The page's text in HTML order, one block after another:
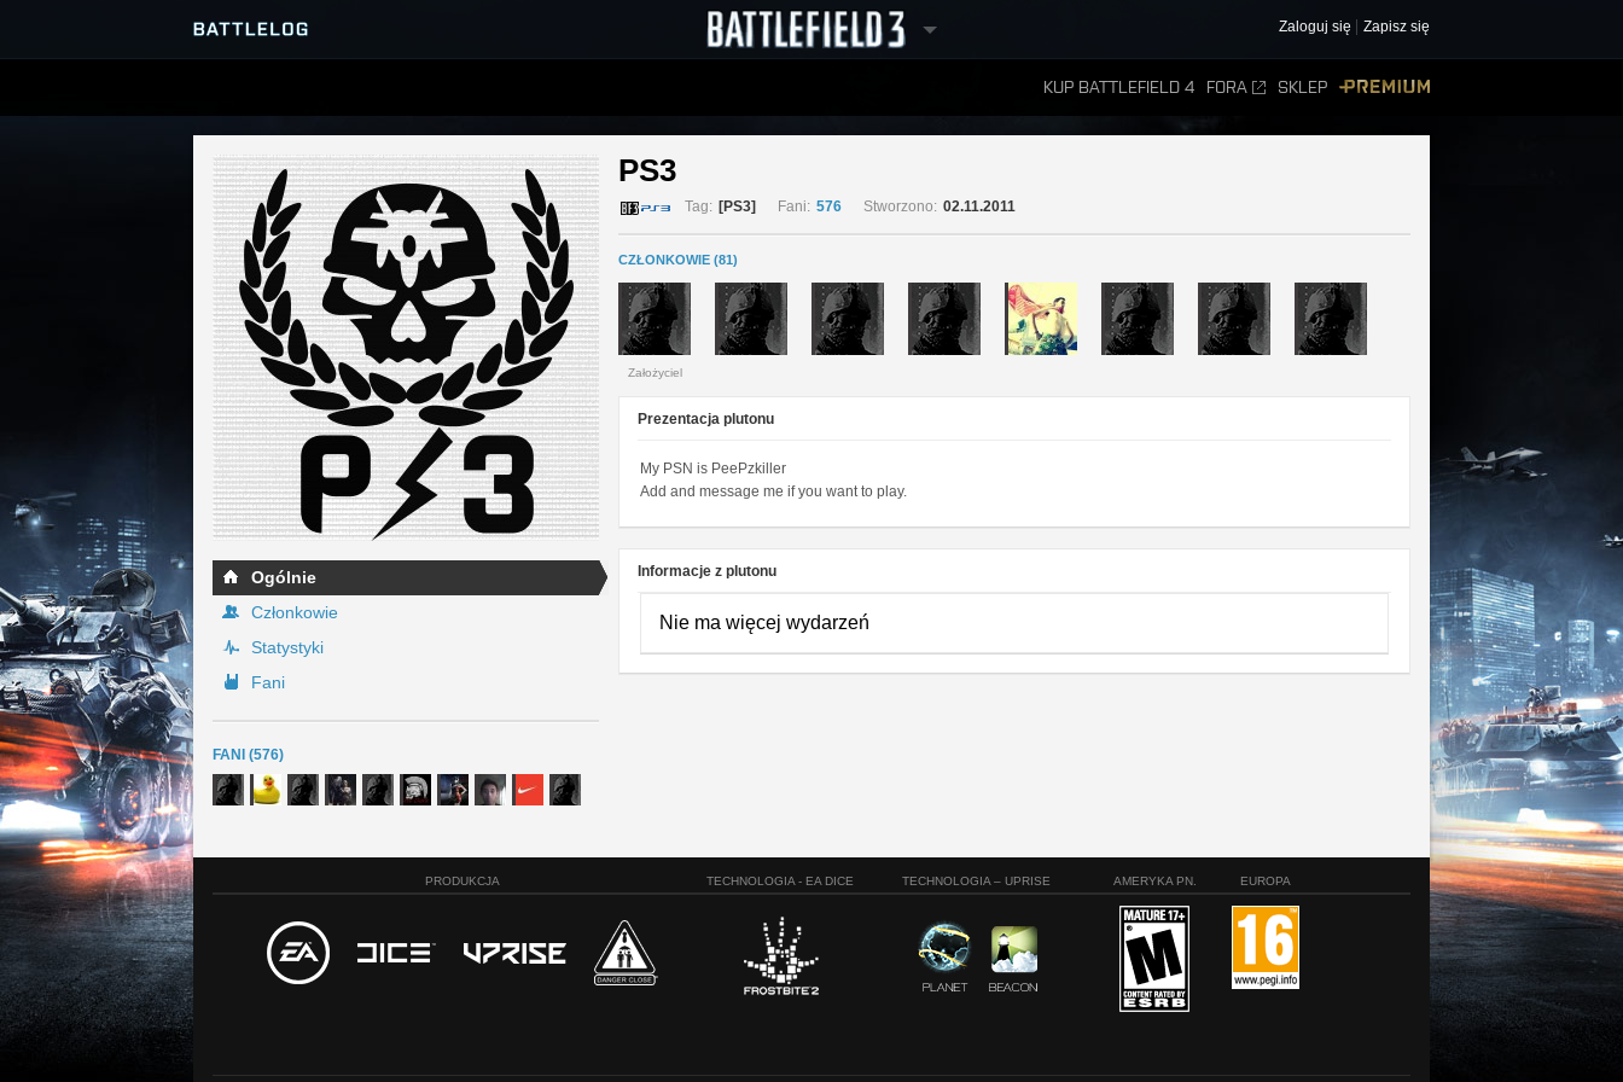
Zaloguj się Zapisz się
KUP BATTLEFIELD 4 FORA SKLEP
PRZEGLĄDARKA SERWERÓW
GRY
RANKINGI
Ogólnie
Członkowie
Statystyki
Fani
FANI (576)
PS3
Tag: [PS3] Fani: 576 Stworzono: 02.11.2011
CZŁONKOWIE (81)
Założyciel
Prezentacja plutonu
My PSN is PeePzkiller
Add and message me if you want to play.
Informacje z plutonu
Nie ma więcej wydarzeń
PRODUKCJA TECHNOLOGIA - EA DICE TECHNOLOGIA – UPRISE AMERYKA PN. EUROPA